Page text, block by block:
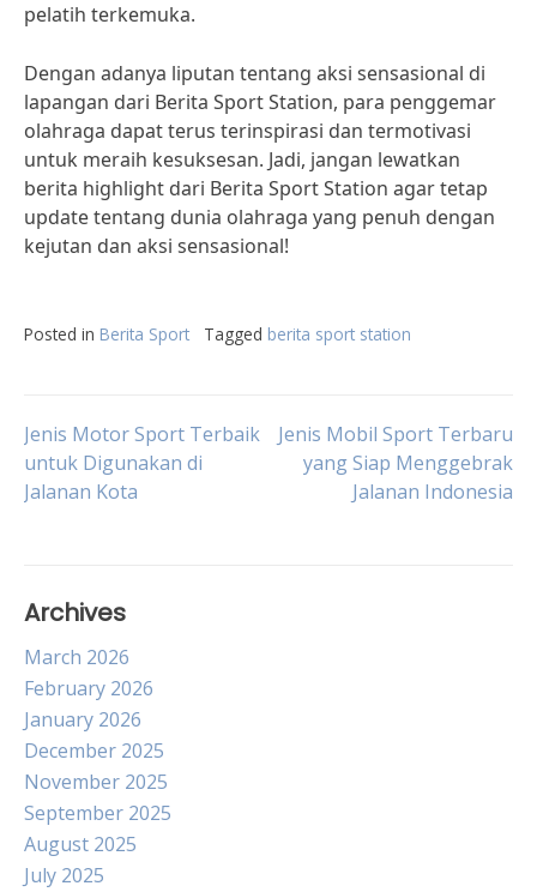
pelatih terkemuka.
Dengan adanya liputan tentang aksi sensasional di
lapangan dari Berita Sport Station, para penggemar
olahraga dapat terus terinspirasi dan termotivasi
untuk meraih kesuksesan. Jadi, jangan lewatkan
berita highlight dari Berita Sport Station agar tetap
update tentang dunia olahraga yang penuh dengan
kejutan dan aksi sensasional!
Posted in Berita Sport Tagged berita sport station
Post
navigation
Jenis Motor Sport Terbaik
untuk Digunakan di
Jalanan Kota
Jenis Mobil Sport Terbaru
yang Siap Menggebrak
Jalanan Indonesia
Archives
March 2026
February 2026
January 2026
December 2025
November 2025
September 2025
August 2025
July 2025